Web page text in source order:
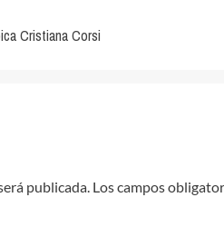
Cristiana Corsi
publicada. Los campos